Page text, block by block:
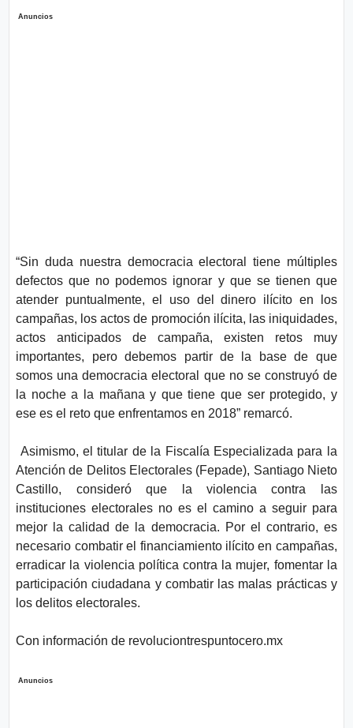
Anuncios
“Sin duda nuestra democracia electoral tiene múltiples
defectos que no podemos ignorar y que se tienen que
atender puntualmente, el uso del dinero ilícito en los
campañas, los actos de promoción ilícita, las iniquidades,
actos anticipados de campaña, existen retos muy
importantes, pero debemos partir de la base de que
somos una democracia electoral que no se construyó de
la noche a la mañana y que tiene que ser protegido, y
ese es el reto que enfrentamos en 2018” remarcó.
Asimismo, el titular de la Fiscalía Especializada para la
Atención de Delitos Electorales (Fepade), Santiago Nieto
Castillo, consideró que la violencia contra las
instituciones electorales no es el camino a seguir para
mejor la calidad de la democracia. Por el contrario, es
necesario combatir el financiamiento ilícito en campañas,
erradicar la violencia política contra la mujer, fomentar la
participación ciudadana y combatir las malas prácticas y
los delitos electorales.
Con información de revoluciontrespuntocero.mx
Anuncios